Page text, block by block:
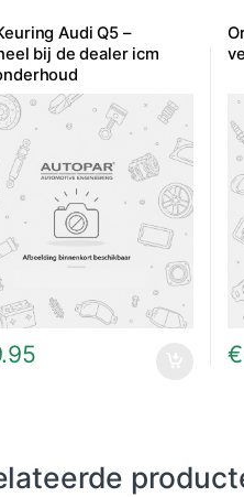
Audi Q5 –
bij de dealer icm
€